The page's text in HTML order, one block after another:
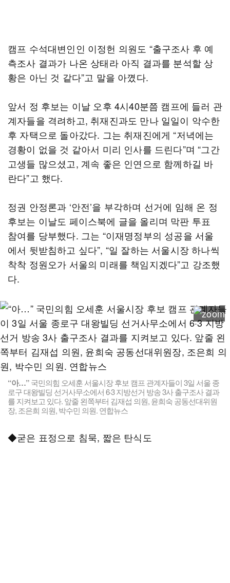
캠프 수석대변인인 이정헌 의원도 “출구조사 후 예
측조사 결과가 나온 상태라 아직 결과를 분석할 상
황은 아닌 것 같다”고 말을 아꼈다.
앞서 정 후보는 이날 오후 4시40분쯤 캠프에 들러 관
계자들을 격려하고, 취재진과도 만나 일일이 악수한
후 자택으로 돌아갔다. 그는 취재진에게 “저녁에는
경황이 없을 것 같아서 미리 인사를 드린다”며 “그간
고생들 많으셨고, 계속 좋은 인연으로 함께하길 바
란다”고 했다.
정권 안정론과 ‘안전’을 부각하며 선거에 임해 온 정
후보는 이날도 페이스북에 글을 올리며 막판 투표
참여를 당부했다. 그는 “이재명정부의 성공을 서울
에서 뒷받침하고 싶다”, “일 잘하는 서울시장 하나씩
착착 정원오가 서울의 미래를 책임지겠다”고 강조했
다.
“아…”국민의힘 오세훈 서울시장 후보 캠프 관계자들이 3일 서울 종
로구 대왕빌딩 선거사무소에서 6·3 지방선거 방송 3사 출구조사 결과
를 지켜보고 있다. 앞줄 왼쪽부터 김재섭 의원, 윤희숙 공동선대위원
장, 조은희 의원, 박수민 의원. 연합뉴스
◆굳은 표정으로 침묵, 짧은 탄식도